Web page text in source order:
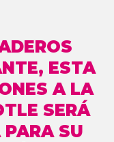
ESTA
A LA
SERÁ
PARA SU